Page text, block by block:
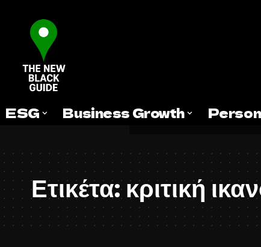
ESG Business Growth
Ετικέτα:κριτική